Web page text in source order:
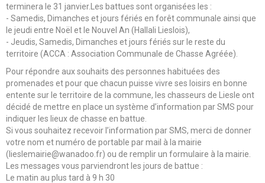
terminera le 31 janvier.Les battues sont organisées les :
- Samedis, Dimanches et jours fériés en forêt communale ainsi que
le jeudi entre Noël et le Nouvel An (Hallali Lieslois),
- Jeudis, Samedis, Dimanches et jours fériés sur le reste du
territoire (ACCA : Association Communale de Chasse Agréée).
Pour répondre aux souhaits des personnes habituées des
promenades et pour que chacun puisse vivre ses loisirs en bonne
entente sur le territoire de la commune, les chasseurs de Liesle ont
décidé de mettre en place un système d’information par SMS pour
indiquer les lieux de chasse en battue.
Si vous souhaitez recevoir l’information par SMS, merci de donner
votre nom et numéro de portable par mail à la mairie
(lieslemairie@wanadoo.fr) ou de remplir un formulaire à la mairie.
Les messages vous parviendront les jours de battue :
Le matin au plus tard à 9 h 30